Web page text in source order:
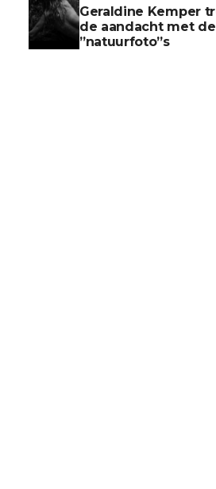
Geraldine Kemper
de aandacht met
”natuurfoto”s